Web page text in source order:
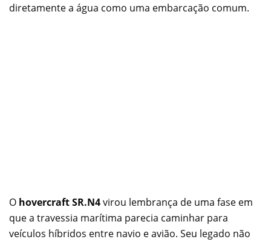
diretamente a água como uma embarcação comum.
O hovercraft SR.N4virou lembrança de uma fase em
que a travessia marítima parecia caminhar para
veículos híbridos entre navio e avião. Seu legado não